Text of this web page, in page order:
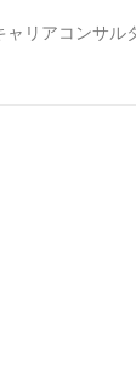
ャリアコンサ